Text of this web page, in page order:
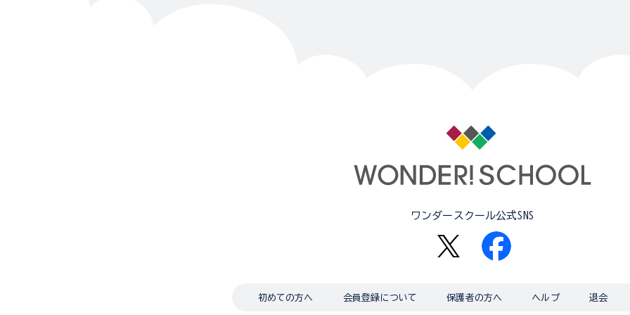
ワンダースクール公式SNS
初めての方へ 会員登録について 保護者の方へ ヘルプ 退会